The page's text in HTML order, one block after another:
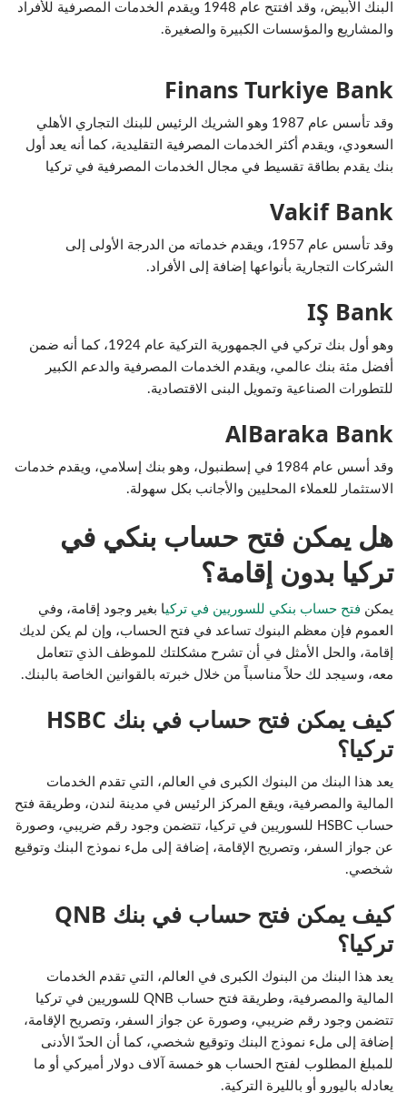
البنك الأبيض، وقد افتتح عام 1948 ويقدم الخدمات المصرفية للأفراد
والمشاريع والمؤسسات الكبيرة والصغيرة.
Finans Turkiye Bank
وقد تأسس عام 1987 وهو الشريك الرئيس للبنك التجاري الأهلي
السعودي، ويقدم أكثر الخدمات المصرفية التقليدية، كما أنه يعد أول
بنك يقدم بطاقة تقسيط في مجال الخدمات المصرفية في تركيا
Vakif Bank
وقد تأسس عام 1957، ويقدم خدماته من الدرجة الأولى إلى
الشركات التجارية بأنواعها إضافة إلى الأفراد.
IŞ Bank
وهو أول بنك تركي في الجمهورية التركية عام 1924، كما أنه ضمن
أفضل مئة بنك عالمي، ويقدم الخدمات المصرفية والدعم الكبير
للتطورات الصناعية وتمويل البنى الاقتصادية.
AlBaraka Bank
وقد أسس عام 1984 في إسطنبول، وهو بنك إسلامي، ويقدم خدمات
الاستثمار للعملاء المحليين والأجانب بكل سهولة.
هل يمكن فتح حساب بنكي في
تركيا بدون إقامة؟
يمكن فتح حساب بنكي للسوريين في تركيا بغير وجود إقامة، وفي
العموم فإن معظم البنوك تساعد في فتح الحساب، وإن لم يكن لديك
إقامة، والحل الأمثل في أن تشرح مشكلتك للموظف الذي تتعامل
معه، وسيجد لك حلاً مناسباً من خلال خبرته بالقوانين الخاصة بالبنك.
كيف يمكن فتح حساب في بنك HSBC
تركيا؟
يعد هذا البنك من البنوك الكبرى في العالم، التي تقدم الخدمات
المالية والمصرفية، ويقع المركز الرئيس في مدينة لندن، وطريقة فتح
حساب HSBC للسوريين في تركيا، تتضمن وجود رقم ضريبي، وصورة
عن جواز السفر، وتصريح الإقامة، إضافة إلى ملء نموذج البنك وتوقيع
شخصي.
كيف يمكن فتح حساب في بنك QNB
تركيا؟
يعد هذا البنك من البنوك الكبرى في العالم، التي تقدم الخدمات
المالية والمصرفية، وطريقة فتح حساب QNB للسوريين في تركيا
تتضمن وجود رقم ضريبي، وصورة عن جواز السفر، وتصريح الإقامة،
إضافة إلى ملء نموذج البنك وتوقيع شخصي، كما أن الحدّ الأدنى
للمبلغ المطلوب لفتح الحساب هو خمسة آلاف دولار أميركي أو ما
يعادله باليورو أو بالليرة التركية.